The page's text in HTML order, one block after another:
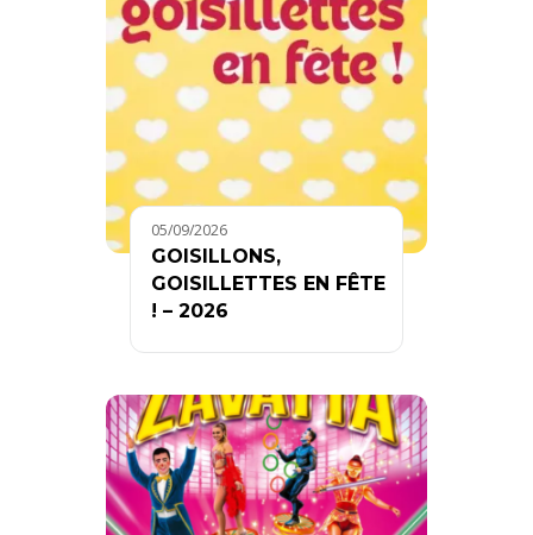
05/09/2026
GOISILLONS,
GOISILLETTES EN FÊTE
! – 2026